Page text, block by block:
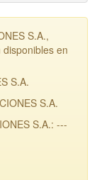
S.A.,
en
S.A.
S.A.
S.A.: ---